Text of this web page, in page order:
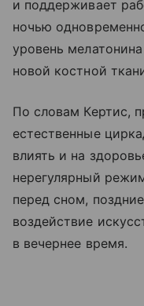
и поддерживает
ночью
уровень
новой костной
По словам Кертис,
естественные
влиять и на
нерегулярный
перед сном,
воздействие
в вечернее время.